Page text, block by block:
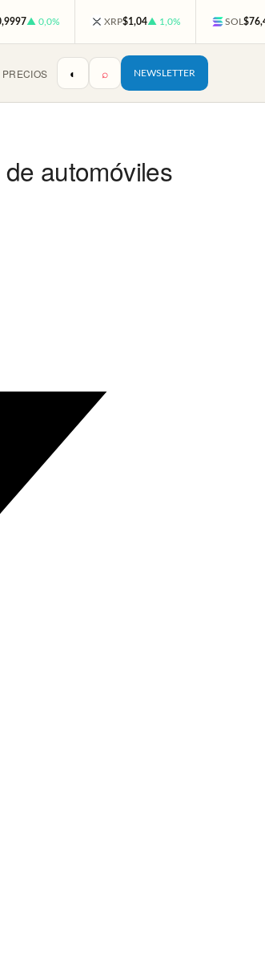
▲ 0,0% XRP$1,04▲ 1,0% SOL
PRECIOS ◐ ⌕ NEWSLETTER
automóviles